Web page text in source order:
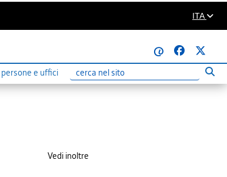
ITA
@
persone e uffici
Ricerca
Vedi inoltre